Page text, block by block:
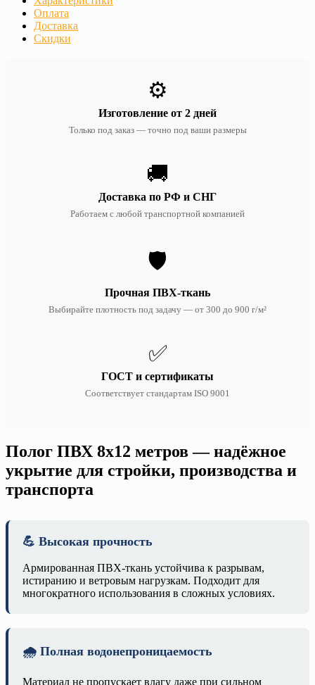
Оплата
Доставка
Скидки
⚙️
Изготовление от 2 дней
Только под заказ — точно под ваши размеры
🚚
Доставка по РФ и СНГ
Работаем с любой транспортной компанией
🛡️
Прочная ПВХ-ткань
Выбирайте плотность под задачу — от 300 до 900 г/м²
✅
ГОСТ и сертификаты
Соответствует стандартам ISO 9001
Полог ПВХ 8х12 метров — надёжное
укрытие для стройки, производства и
транспорта
💪 Высокая прочность
Армированная ПВХ-ткань устойчива к разрывам,
истиранию и ветровым нагрузкам. Подходит для
многократного использования в сложных условиях.
🌧️ Полная водонепроницаемость
Материал не пропускает влагу даже при сильном